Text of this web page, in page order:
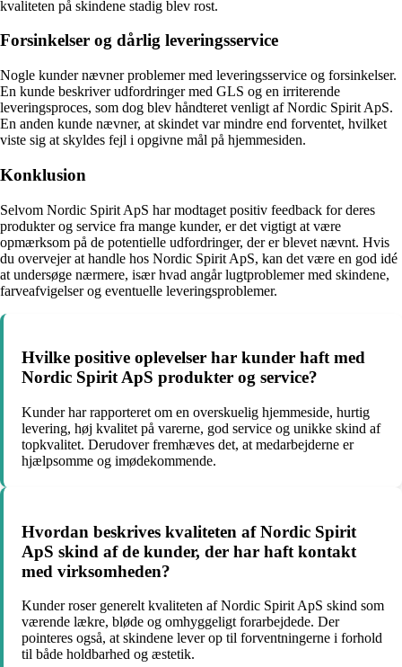
kvaliteten på skindene stadig blev rost.
Forsinkelser og dårlig leveringsservice
Nogle kunder nævner problemer med leveringsservice og forsinkelser.
En kunde beskriver udfordringer med GLS og en irriterende
leveringsproces, som dog blev håndteret venligt af Nordic Spirit ApS.
En anden kunde nævner, at skindet var mindre end forventet, hvilket
viste sig at skyldes fejl i opgivne mål på hjemmesiden.
Konklusion
Selvom Nordic Spirit ApS har modtaget positiv feedback for deres
produkter og service fra mange kunder, er det vigtigt at være
opmærksom på de potentielle udfordringer, der er blevet nævnt. Hvis
du overvejer at handle hos Nordic Spirit ApS, kan det være en god idé
at undersøge nærmere, især hvad angår lugtproblemer med skindene,
farveafvigelser og eventuelle leveringsproblemer.
Hvilke positive oplevelser har kunder haft med
Nordic Spirit ApS produkter og service?
Kunder har rapporteret om en overskuelig hjemmeside, hurtig
levering, høj kvalitet på varerne, god service og unikke skind af
topkvalitet. Derudover fremhæves det, at medarbejderne er
hjælpsomme og imødekommende.
Hvordan beskrives kvaliteten af Nordic Spirit
ApS skind af de kunder, der har haft kontakt
med virksomheden?
Kunder roser generelt kvaliteten af Nordic Spirit ApS skind som
værende lækre, bløde og omhyggeligt forarbejdede. Der
pointeres også, at skindene lever op til forventningerne i forhold
til både holdbarhed og æstetik.